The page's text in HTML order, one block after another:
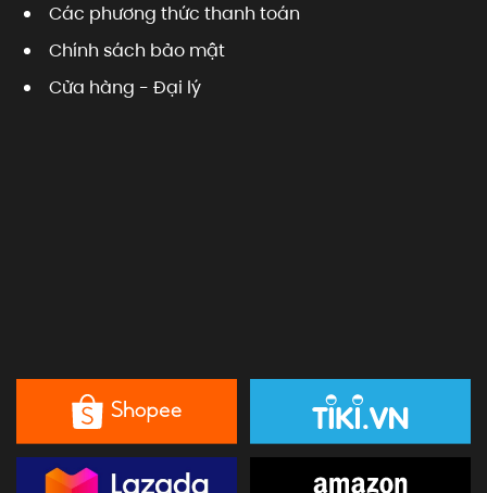
Các phương thức thanh toán
Chính sách bảo mật
Cửa hàng - Đại lý